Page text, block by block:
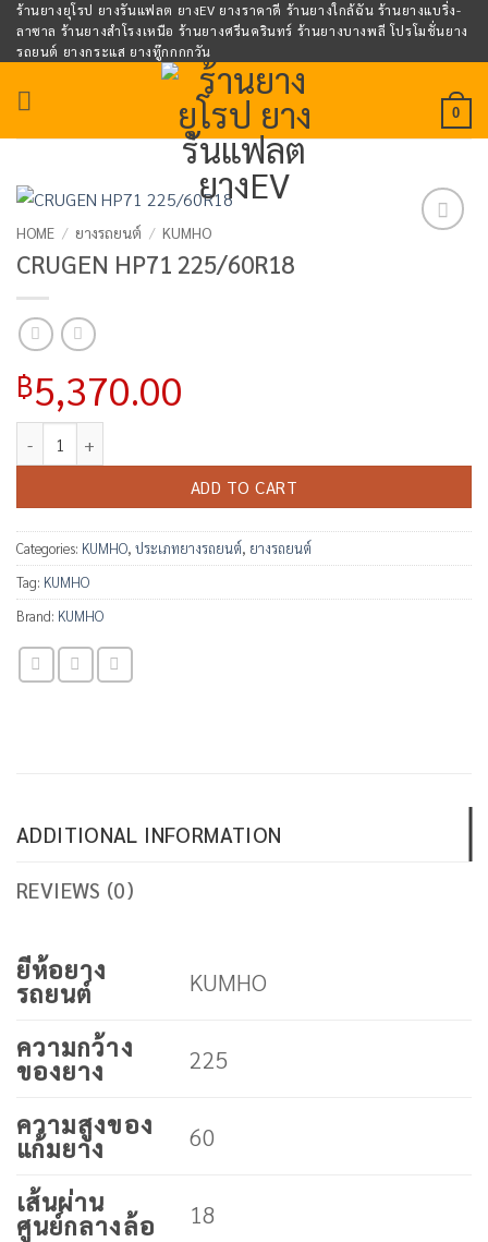
Skip
content
ร้านยางยุโรป ยางรันแฟลต ยางEV ยางราคาดี ร้านยางใกล้ฉัน ร้านยางแบริ่ง-
ลาซาล ร้านยางสำโรงเหนือ ร้านยางศรีนครินทร์ ร้านยางบางพลี โปรโมชั่นยาง
รถยนต์ ยางกระแส ยางทู๊กกกกวัน
0
HOME / ยางรถยนต์ / KUMHO
CRUGEN HP71 225/60R18
฿5,370.00
ADD TO CART
Categories: KUMHO, ประเภทยางรถยนต์, ยางรถยนต์
Tag: KUMHO
Brand: KUMHO
ADDITIONAL INFORMATION
REVIEWS (0)
ยีห้อยาง
รถยนต์ KUMHO
ความกว้าง
ของยาง 225
ความสูงของ
แก้มยาง 60
เส้นผ่าน
ศูนย์กลางล้อ 18